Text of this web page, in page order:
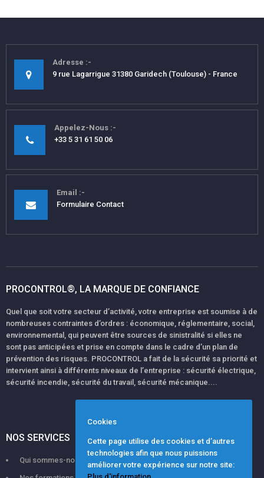
Adresse
9 rue Lagarrigue 31380 Garidech (Toulouse) - France
Appelez-Nous
+33 5 31 61 50 06
Email
Formulaire Contact
PROCONTROL®, LA MARQUE DE CONFIANCE
Quel que soit votre secteur d’activité, votre entreprise est soumise à de
nombreuses contraintes d’ordres : économique, réglementaire, social,
environnemental, qui peuvent être sources de sinistralité si elles ne
sont pas anticipées et prise en compte dans le cadre d’un plan de
prévention des risques. PROCONTROL a fait de la sécurité sa priorité et
intervient ainsi à différents niveaux de l’entreprise : sécurité électrique,
sécurité incendie, sécurité du travail, sécurité mécanique....
NOS SERVICES
Qui sommes-nous ?
Cookies
Cette page utilise des cookies et d’autres
technologies afin que nous puissions
améliorer votre expérience sur notre site: